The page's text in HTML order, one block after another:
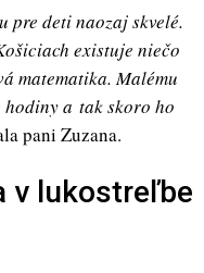
pre deti naozaj skvelé.
existuje niečo
matematika. Malému
hodiny a tak skoro ho
pani Zuzana.
v lukostreľbe